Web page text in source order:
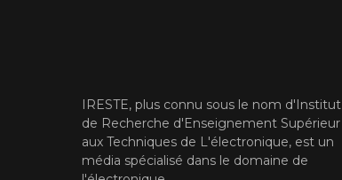
IRESTE, plus connu sous le nom d'Institut
de Recherche d'Enseignement Supérieur
aux Techniques de L'électronique, est un
média spécialisé dans le domaine de